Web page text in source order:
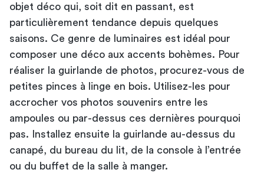
objet déco qui, soit dit en passant, est
particulièrement tendance depuis quelques
saisons. Ce genre de luminaires est idéal pour
composer une déco aux accents bohèmes. Pour
réaliser la guirlande de photos, procurez-vous de
petites pinces à linge en bois. Utilisez-les pour
accrocher vos photos souvenirs entre les
ampoules ou par-dessus ces dernières pourquoi
pas. Installez ensuite la guirlande au-dessus du
canapé, du bureau du lit, de la console à l’entrée
ou du buffet de la salle à manger.